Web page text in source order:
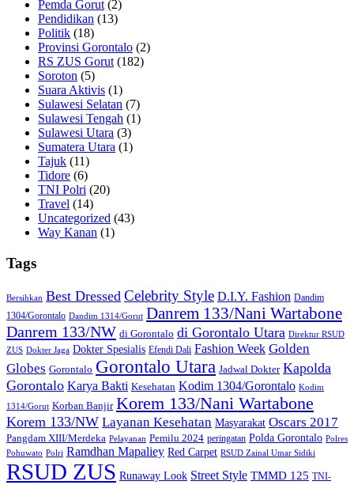
Pemda Gorut(2)
Pendidikan (13)
Politik (18)
Provinsi Gorontalo (2)
RS ZUS Gorut(182)
Soroton (5)
Suara Aktivis (1)
Sulawesi Selatan (7)
Sulawesi Tengah (1)
Sulawesi Utara (3)
Sumatera Utara (1)
Tajuk (11)
Tidore (6)
TNI Polri (20)
Travel (14)
Uncategorized (43)
Way Kanan (1)
Tags
Bersihkan Best Dressed Celebrity Style D.I.Y. Fashion Dandim
1304/Gorontalo Dandim 1314/Gorut Danrem 133/Nani Wartabone
Danrem 133/NW di Gorontalo di Gorontalo Utara Direktur RSUD
ZUS Dokter Jaga Dokter Spesialis Efendi Dali Fashion Week Golden
Globes Gorontalo Gorontalo Utara Jadwal Dokter Kapolda
Gorontalo Karya Bakti Kesehatan Kodim 1304/Gorontalo Kodim
1314/Gorut Korban Banjir Korem 133/Nani Wartabone
Korem 133/NW Layanan Kesehatan Masyarakat Oscars 2017
Pangdam XIII/Merdeka Pelayanan Pemilu 2024 peringatan Polda Gorontalo Polres
Pohuwato Polri Ramdhan Mapaliey Red Carpet RSUD Zainal Umar Sidiki
RSUD ZUS Runaway Look Street Style TMMD 125 TNI-